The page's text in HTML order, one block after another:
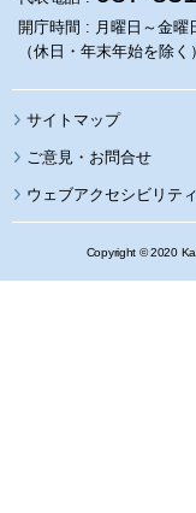
開庁時間 : 月曜日～金曜
（休日・年末年始を除く）
サイトマップ
ウェブアクセシビリテ
Copyright © 2020